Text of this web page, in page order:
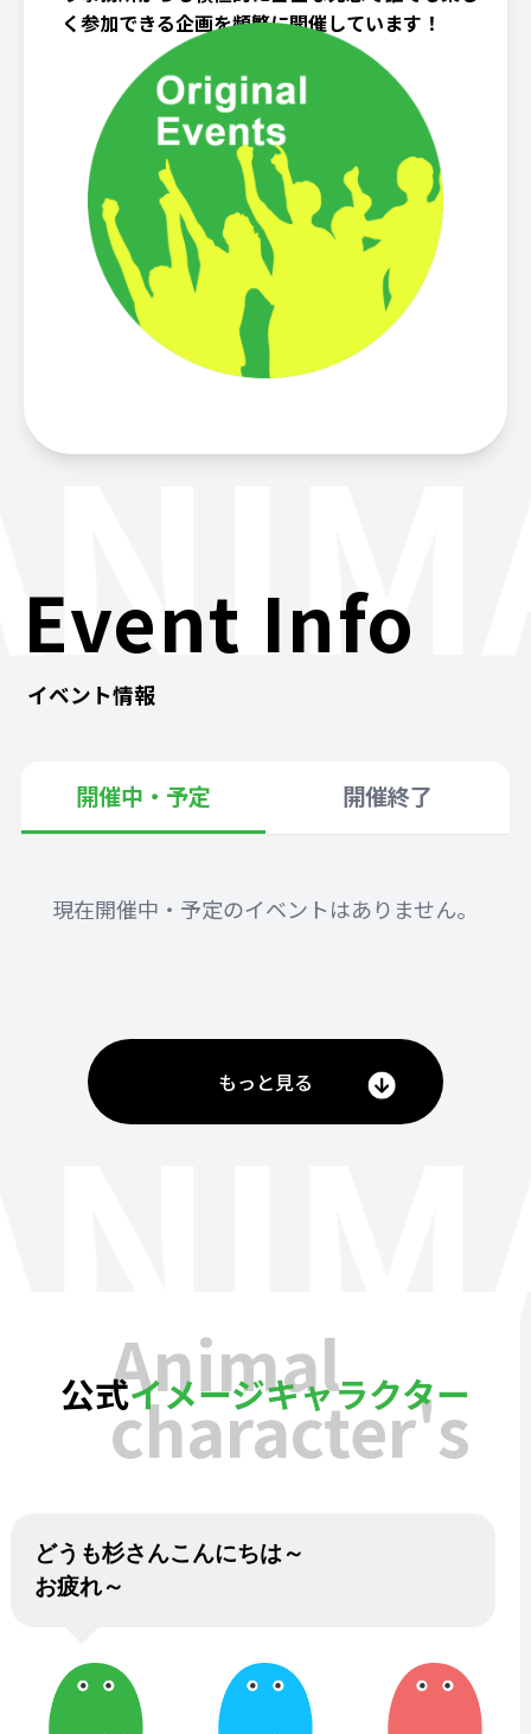
く参加できる企画を頻繁に開催しています！
Event Info
イベント情報
開催中・予定 開催終了
現在開催中・予定のイベントはありません。
もっと見る
公式イメージキャラクター
Animal
character's
どうも杉さんこんにちは～
お疲れ～